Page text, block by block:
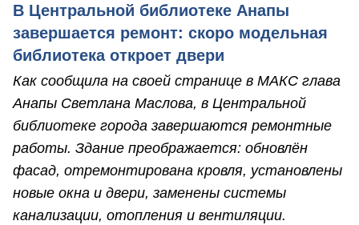
В Центральной библиотеке Анапы
завершается ремонт: скоро модельная
библиотека откроет двери
Как сообщила на своей странице в МАКС глава
Анапы Светлана Маслова, в Центральной
библиотеке города завершаются ремонтные
работы. Здание преображается: обновлён
фасад, отремонтирована кровля, установлены
новые окна и двери, заменены системы
канализации, отопления и вентиляции.